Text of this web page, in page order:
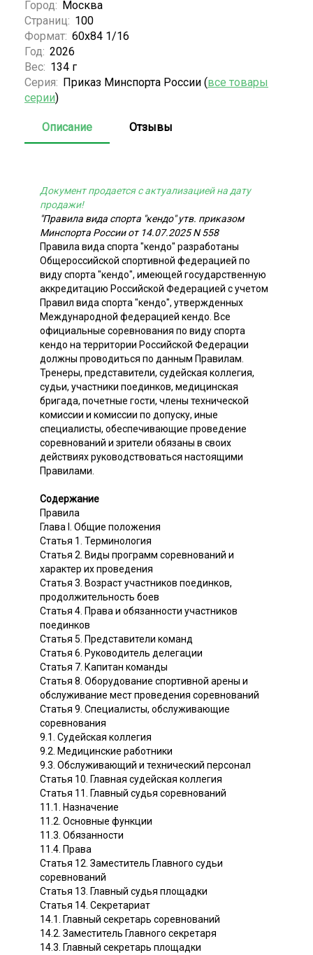
Город: Москва
Страниц: 100
Формат: 60х84 1/16
Год: 2026
Вес: 134 г
Серия: Приказ Минспорта России (все товары
серии)
Описание Отзывы
Документ продается с актуализацией на дату
продажи!
"Правила вида спорта "кендо" утв. приказом
Минспорта России от 14.07.2025 N 558
Правила вида спорта "кендо" разработаны
Общероссийской спортивной федерацией по
виду спорта "кендо", имеющей государственную
аккредитацию Российской Федерацией с учетом
Правил вида спорта "кендо", утвержденных
Международной федерацией кендо. Все
официальные соревнования по виду спорта
кендо на территории Российской Федерации
должны проводиться по данным Правилам.
Тренеры, представители, судейская коллегия,
судьи, участники поединков, медицинская
бригада, почетные гости, члены технической
комиссии и комиссии по допуску, иные
специалисты, обеспечивающие проведение
соревнований и зрители обязаны в своих
действиях руководствоваться настоящими
Правилами.
Содержание
Правила
Глава I. Общие положения
Статья 1. Терминология
Статья 2. Виды программ соревнований и
характер их проведения
Статья 3. Возраст участников поединков,
продолжительность боев
Статья 4. Права и обязанности участников
поединков
Статья 5. Представители команд
Статья 6. Руководитель делегации
Статья 7. Капитан команды
Статья 8. Оборудование спортивной арены и
обслуживание мест проведения соревнований
Статья 9. Специалисты, обслуживающие
соревнования
9.1. Судейская коллегия
9.2. Медицинские работники
9.3. Обслуживающий и технический персонал
Статья 10. Главная судейская коллегия
Статья 11. Главный судья соревнований
11.1. Назначение
11.2. Основные функции
11.3. Обязанности
11.4. Права
Статья 12. Заместитель Главного судьи
соревнований
Статья 13. Главный судья площадки
Статья 14. Секретариат
14.1. Главный секретарь соревнований
14.2. Заместитель Главного секретаря
14.3. Главный секретарь площадки